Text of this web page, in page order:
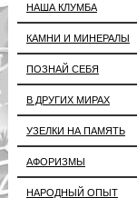
НАША КЛУМБА
КАМНИ И МИНЕРАЛЫ
ПОЗНАЙ СЕБЯ
В ДРУГИХ МИРАХ
УЗЕЛКИ НА ПАМЯТЬ
АФОРИЗМЫ
НАРОДНЫЙ ОПЫТ